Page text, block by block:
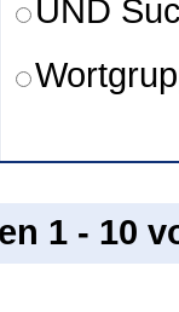
UND
1 - 10